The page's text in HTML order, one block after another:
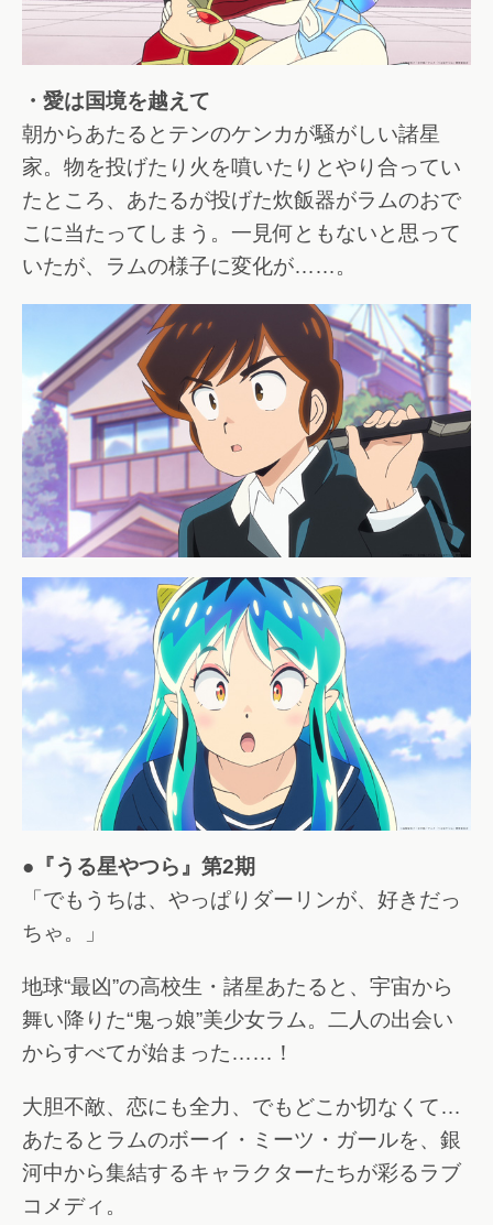
・愛は国境を越えて
朝からあたるとテンのケンカが騒がしい諸星
家。物を投げたり火を噴いたりとやり合ってい
たところ、あたるが投げた炊飯器がラムのおで
こに当たってしまう。一見何ともないと思って
いたが、ラムの様子に変化が……。
●『うる星やつら』第2期
「でもうちは、やっぱりダーリンが、好きだっ
ちゃ。」
地球“最凶”の高校生・諸星あたると、宇宙から
舞い降りた“鬼っ娘”美少女ラム。二人の出会い
からすべてが始まった……！
大胆不敵、恋にも全力、でもどこか切なくて…
あたるとラムのボーイ・ミーツ・ガールを、銀
河中から集結するキャラクターたちが彩るラブ
コメディ。